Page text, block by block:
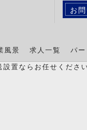
お
風景 求人一覧 パ
置ならお任せください